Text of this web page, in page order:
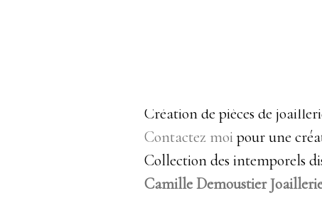
Création de pièces de
Contactez moipour une
Collection des intemporels
Camille Demoustier